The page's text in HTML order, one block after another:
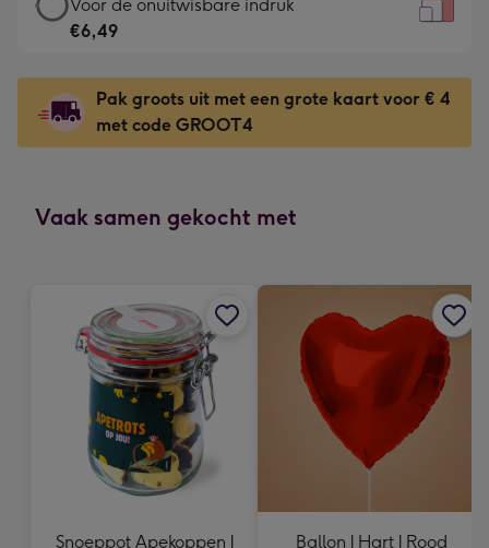
-
130
x
130
mm
-
Meest
-
Dimensions:
167
mm
vierkante
-
€6,49
-
onuitwisbare
240
x
240
Voor de onuitwisbare indruk
€6,49
Pak groots uit met een grote kaart voor € 4
met code GROOT4
Vaak samen gekocht met
Snoeppot Apekoppen |
Ballon | Hart | Rood